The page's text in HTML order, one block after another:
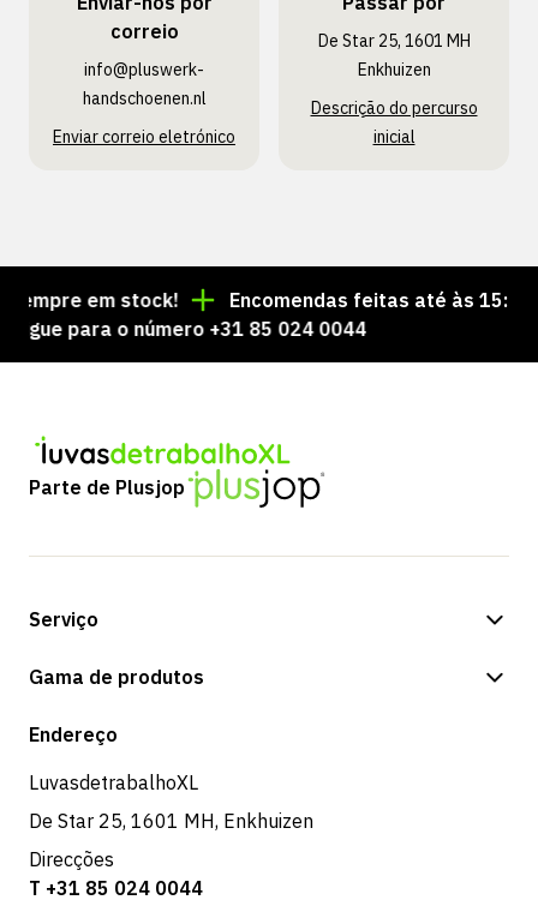
correio
info@pluswerk­
handschoenen.nl
Enviar correio eletrónico
De Star 25, 1601 MH
Enkhuizen
Descrição do percurso
inicial
em stock!
Encomendas feitas até às 15:00 =
para o número +31 85 024 0044
Parte de Plusjop
Serviço
Opções de pagamento
Devoluções e serviço
Gama de produtos
Loja
Endereço
LuvasdetrabalhoXL
De Star 25, 1601 MH, Enkhuizen
Direcções
T +31 85 024 0044